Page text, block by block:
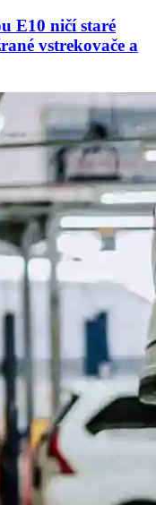
E10 ničí staré
vstrekovače a